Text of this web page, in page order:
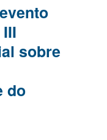
sobre
do